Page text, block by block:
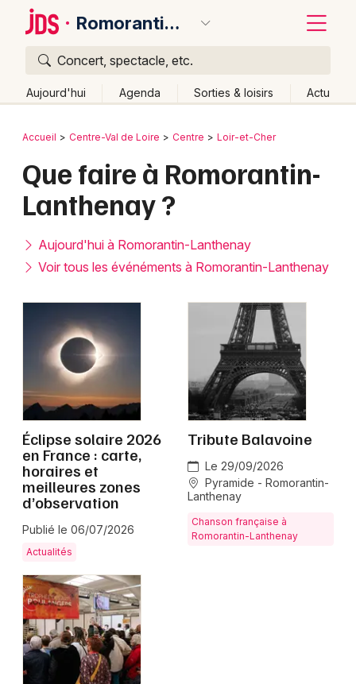
Romorantin-Lanthenay
Concert, spectacle, etc.
Aujourd'hui Agenda Sorties & loisirs Actu
Publier un événement
Grands événements
Activité & Expérience
Foires & salons
Spectacles
Concerts
Sports
Soirées
Sorties famille
Expos
Sorties & loisirs
Loir-et-Cher
Bordeaux
Colmar
Lyon
Mulhouse
Montpellier
Nantes
Nice
Paris
Strasbourg
Toulouse
Toutes les villes
Retour
Accueil Centre-Val de Loire Centre Loir-et-Cher
Que faire à Romorantin-
Lanthenay ?
Aujourd'hui à Romorantin-Lanthenay
Voir tous les événéments à Romorantin-Lanthenay
Éclipse solaire 2026
en France : carte,
horaires et
meilleures zones
d’observation
Publié le 06/07/2026
Actualités
Tribute Balavoine
Le 29/09/2026
Pyramide - Romorantin-
Lanthenay
Chanson française à
Romorantin-Lanthenay
Quoi ?
Où ?
Centre
Partout Près de moi Changer de lieu
Quand ?
Aujourd'hui
Demain Ce week-end